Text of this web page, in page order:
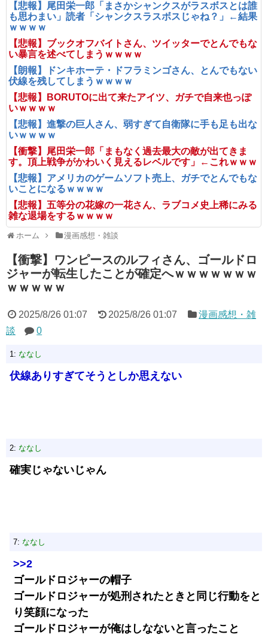
【悲報】尾田栄一郎「まさかシャンクスがラスボスとは誰
も思わまい」読者「シャンクスラスボスじゃね？」←結果
ｗｗｗｗ
【悲報】ブックオフバイトさん、ツイッターでとんでもな
い暴言を述べてしまうｗｗｗｗ
【朗報】ドンキホーテ・ドフラミンゴさん、とんでもない
伏線を残してしまうｗｗｗｗ
【悲報】BORUTOに出て来たアイツ、ガチで自来也っぽ
いｗｗｗｗ
【悲報】進撃の巨人さん、弱すぎて自衛隊に手も足も出な
いｗｗｗｗ
【衝撃】尾田栄一郎「まもなく過去最大の敵が出てきま
す。頂上戦争がかわいく見えるレベルです」←これｗｗｗ
【悲報】アメリカのゲームソフト売上、ガチでとんでもな
いことになるｗｗｗｗ
【悲報】五等分の花嫁の一花さん、ラブコメ史上稀にみる
雑な退場をするｗｗｗｗ
ホーム 漫画感想・雑談
【衝撃】ワンピースのルフィさん、ゴールドロ
ジャーが転生したことが確定へｗｗｗｗｗｗｗ
ｗｗｗｗｗ
2025/8/26 01:07 2025/8/26 01:07
漫画感想・雑
談
0
1: ななし
伏線ありすぎてそうとしか思えない
2: ななし
確実じゃないじゃん
7: ななし
>>2
ゴールドロジャーの帽子
ゴールドロジャーが処刑されたときと同じ行動をと
り笑顔になった
ゴールドロジャーが俺はしなないと言ったこと